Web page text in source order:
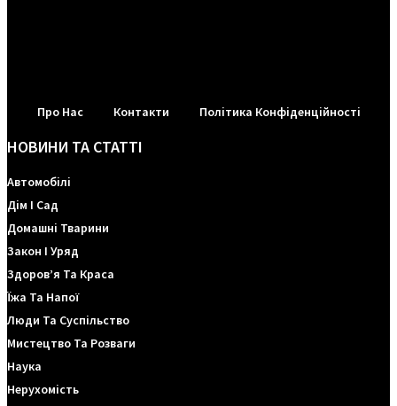
Про Нас Контакти Політика Конфіденційності
НОВИНИ ТА СТАТТІ
Автомобілі
Дім І Сад
Домашні Тварини
Закон І Уряд
Здоров’я Та Краса
Їжа Та Напої
Люди Та Суспільство
Мистецтво Та Розваги
Наука
Нерухомість